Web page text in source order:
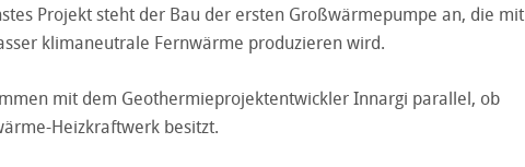
Projekt steht der Bau der ersten Großwärmepumpe an, die mit
klimaneutrale Fernwärme produzieren wird.
mit dem Geothermieprojektentwickler Innargi parallel, ob
Heizkraftwerk besitzt.